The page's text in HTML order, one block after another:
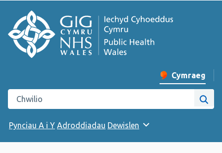
Newid iaith y
Cymraeg
Chwilio gwefan Iechyd Cyhoeddus Cymru
Pynciau A i Y Adroddiadau Dewislen